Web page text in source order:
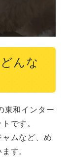
んな
東和インター
です。
ムなど、め
す。